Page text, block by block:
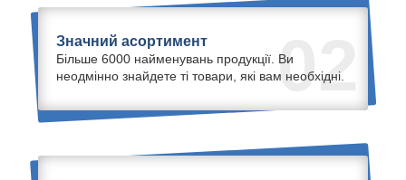
02
Значний асортимент
Більше 6000 найменувань продукції. Ви
неодмінно знайдете ті товари, які вам необхідні.